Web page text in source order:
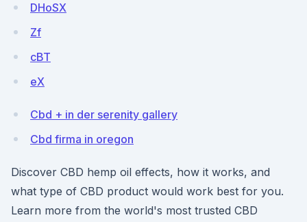
DHoSX
Zf
cBT
eX
Cbd + in der serenity gallery
Cbd firma in oregon
Discover CBD hemp oil effects, how it works, and
what type of CBD product would work best for you.
Learn more from the world's most trusted CBD